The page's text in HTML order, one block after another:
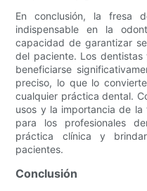
En conclusión, la fresa
indispensable en la
capacidad de garantizar
del paciente. Los
beneficiarse
preciso, lo que lo
cualquier práctica dental.
usos y la importancia de
para los profesionales
práctica clínica y
pacientes.
Conclusión